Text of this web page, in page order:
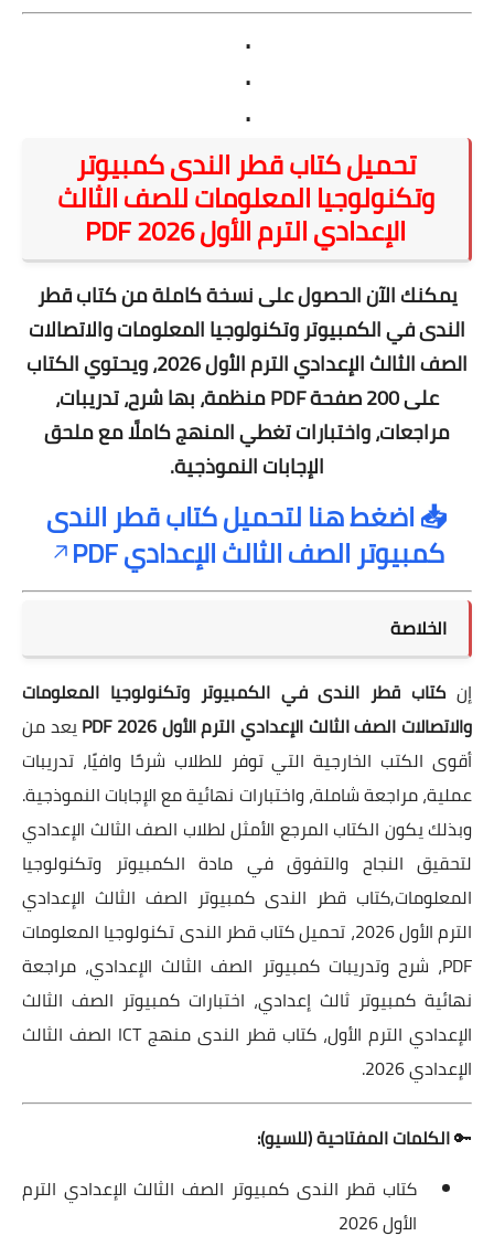
.
.
.
تحميل كتاب قطر الندى كمبيوتر
وتكنولوجيا المعلومات للصف الثالث
الإعدادي الترم الأول 2026 PDF
يمكنك الآن الحصول على نسخة كاملة منكتاب قطر
الندى في الكمبيوتر وتكنولوجيا المعلومات والاتصالات
الصف الثالث الإعدادي الترم الأول 2026
، ويحتوي الكتاب
على200 صفحة PDF
منظمة، بها شرح، تدريبات،
مراجعات، واختبارات تغطي المنهج كاملًا مع ملحق
الإجابات النموذجية.
📥 اضغط هنا لتحميل كتاب قطر الندى
كمبيوتر الصف الثالث الإعدادي PDF
الخلاصة
إن كتاب قطر الندى في الكمبيوتر وتكنولوجيا المعلومات
والاتصالات الصف الثالث الإعدادي الترم الأول 2026 PDF
يعد من
أقوى الكتب الخارجية التي توفر للطلاب شرحًا وافيًا، تدريبات
عملية، مراجعة شاملة، واختبارات نهائية مع الإجابات النموذجية.
وبذلك يكون الكتاب المرجع الأمثل لطلاب الصف الثالث الإعدادي
لتحقيق النجاح والتفوق في مادة الكمبيوتر وتكنولوجيا
المعلومات,كتاب قطر الندى كمبيوتر الصف الثالث الإعدادي
الترم الأول 2026، تحميل كتاب قطر الندى تكنولوجيا المعلومات
PDF، شرح وتدريبات كمبيوتر الصف الثالث الإعدادي، مراجعة
نهائية كمبيوتر ثالث إعدادي، اختبارات كمبيوتر الصف الثالث
الإعدادي الترم الأول، كتاب قطر الندى منهج ICT الصف الثالث
الإعدادي 2026.
🔑الكلمات المفتاحية (للسيو):
كتاب قطر الندى كمبيوتر الصف الثالث الإعدادي الترم
الأول 2026